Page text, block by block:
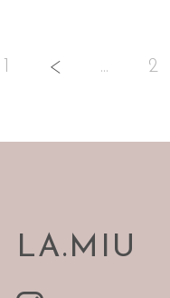
1 ... 2
メンズパーマ
メンテナンスカット
LA.MIU